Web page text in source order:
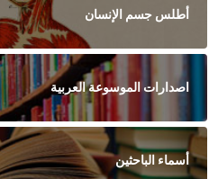
أطلس جسم الإنسان
اصدارات الموسوعة العربية
أسماء الباحثين